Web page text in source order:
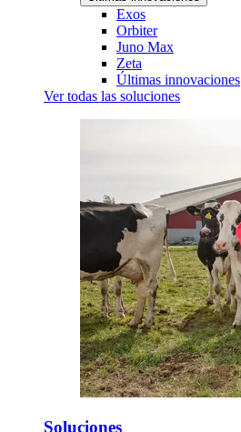
Exos
Orbiter
Juno Max
Zeta
Últimas innovaciones
Ver todas las soluciones
Soluciones